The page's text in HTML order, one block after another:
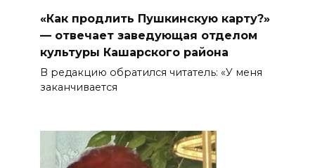
«Как продлить Пушкинскую карту?»
— отвечает заведующая отделом
культуры Кашарского района
В редакцию обратился читатель: «У меня
заканчивается